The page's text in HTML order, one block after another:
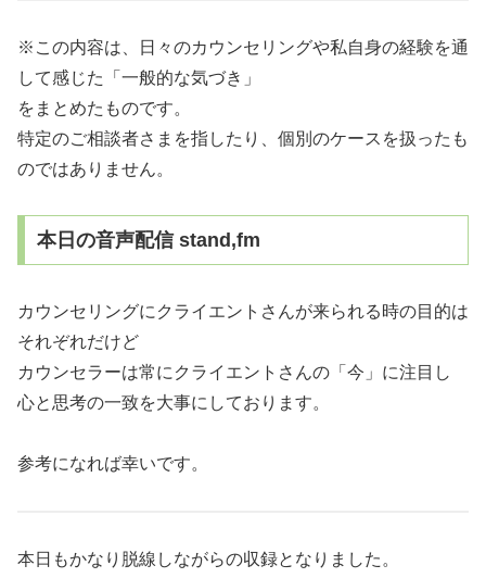
※この内容は、日々のカウンセリングや私自身の経験を通
して感じた「一般的な気づき」
をまとめたものです。
特定のご相談者さまを指したり、個別のケースを扱ったも
のではありません。
本日の音声配信 stand,fm
カウンセリングにクライエントさんが来られる時の目的は
それぞれだけど
カウンセラーは常にクライエントさんの「今」に注目し
心と思考の一致を大事にしております。
参考になれば幸いです。
本日もかなり脱線しながらの収録となりました。